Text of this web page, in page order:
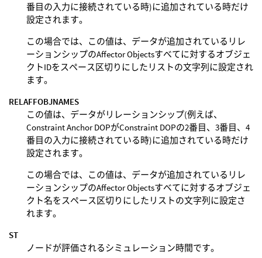
番目の入力に接続されている時)に追加されている時だけ
設定されます。
この場合では、この値は、データが追加されているリレ
ーションシップのAffector Objectsすべてに対するオブジェ
クトIDをスペース区切りにしたリストの文字列に設定され
ます。
RELAFFOBJNAMES
この値は、データがリレーションシップ(例えば、
Constraint Anchor DOPがConstraint DOPの2番目、3番目、4
番目の入力に接続されている時)に追加されている時だけ
設定されます。
この場合では、この値は、データが追加されているリレ
ーションシップのAffector Objectsすべてに対するオブジェ
クト名をスペース区切りにしたリストの文字列に設定さ
れます。
ST
ノードが評価されるシミュレーション時間です。